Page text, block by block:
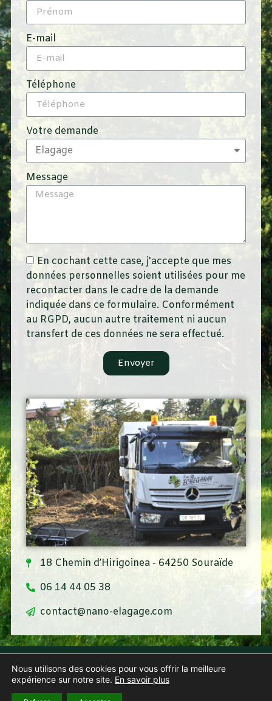
E-mail
Téléphone
Votre demande
Message
En cochant cette case, j'accepte que mes
données personnelles soient utilisées pour me
recontacter dans le cadre de la demande
indiquée dans ce formulaire. Conformément
au RGPD, aucun autre traitement ni aucun
transfert de ces données ne sera effectué.
Envoyer
18 Chemin d’Hirigoinea - 64250 Souraïde
06 14 44 05 38
contact@nano-elagage.com
Mentions Légales
Politique de confidentialité
Création : Agence Iltze pour Ñaño Elagage
Nous utilisons des cookies pour vous offrir la meilleure
expérience sur notre site. En savoir plus